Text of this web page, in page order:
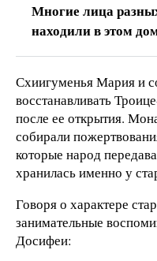
Многие лица
находили в этом
Схиигуменья Мария и
восстанавливать
после ее открытия.
собирали
которые народ
хранилась именно у
Говоря о характере
занимательные
Досифеи: